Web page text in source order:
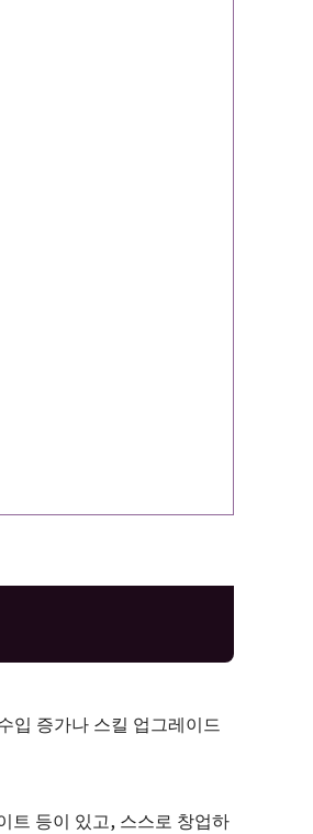
입 증가나 스킬 업그레이드
트 등이 있고, 스스로 창업하